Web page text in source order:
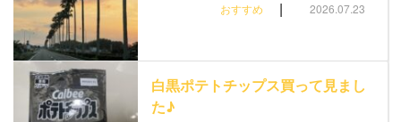
おすすめ | 2026.07.23
白黒ポテトチップス買って見まし
た♪